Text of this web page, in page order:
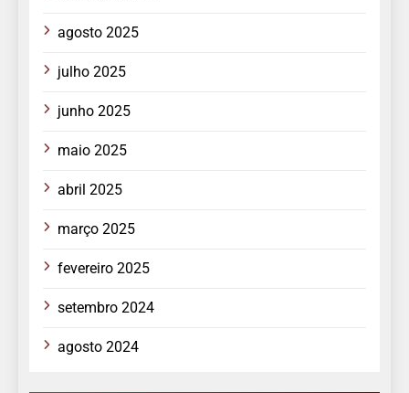
agosto 2025
julho 2025
junho 2025
maio 2025
abril 2025
março 2025
fevereiro 2025
setembro 2024
agosto 2024